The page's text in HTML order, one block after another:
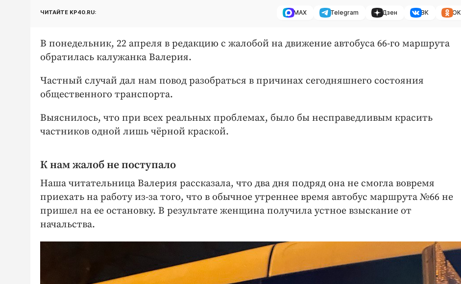
ЧИТАЙТЕ KP40.RU: MAX Telegram Дзен ВК ОК
В понедельник, 22 апреля в редакцию с жалобой на движение автобуса 66-го маршрута
обратилась калужанка Валерия.
Частный случай дал нам повод разобраться в причинах сегодняшнего состояния
общественного транспорта.
Выяснилось, что при всех реальных проблемах, было бы несправедливым красить
частников одной лишь чёрной краской.
К нам жалоб не поступало
Наша читательница Валерия рассказала, что два дня подряд она не смогла вовремя
приехать на работу из-за того, что в обычное утреннее время автобус маршрута №66 не
пришел на ее остановку. В результате женщина получила устное взыскание от
начальства.